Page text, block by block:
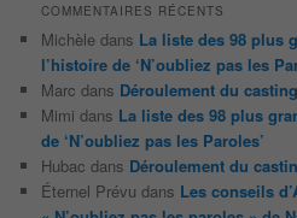
COMMENTAIRES RÉCENTS
Michèle dans La liste des 98 plus
l’histoire de ‘N’oubliez pas les
Marc dans Déroulement du
Mimi dans La liste des 98 plus
de ‘N’oubliez pas les Paroles’
Hubac dans Déroulement du
Éternel Prévu dans Les conseils